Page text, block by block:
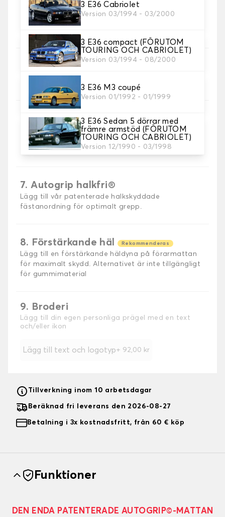
3 E36 Cabriolet
Version 03/1994 - 03/2000
3 E36 compact (FÖRUTOM
TOURING OCH CABRIOLET)
Version 03/1994 - 08/2000
3 E36 M3 coupé
Version 01/1992 - 01/1999
3 E36 Sedan 5 dörrar med
främre armstöd (FÖRUTOM
TOURING OCH CABRIOLET)
Version 12/1990 - 03/1998
4. Färger på mattor
Välj färg på din matta bil.
5. Sömmar material
Välj material för sömmar.
6. Färg på sömmar
Välj färg på sömmar.
7. Autogrip halkfri®
Lägg till vår patenterade halkskyddade
fästanordning för optimalt grepp.
8. Förstärkande häl Rekommenderas
Lägg till en förstärkande häldyna på förarmattan
för maximalt skydd. Alternativet är inte tillgängligt
för gummimaterial
9. Broderi
Lägg till din egen personliga prägel med en text
och/eller ikon
Lägg till text och logotyp+ 92,00 kr
Tillverkning inom 10 arbetsdagar
Beräknad fri leverans den 2026-08-27
Betalning i 3x kostnadsfritt, från 60 € köp
Funktioner
DEN ENDA PATENTERADE AUTOGRIP©-MATTAN